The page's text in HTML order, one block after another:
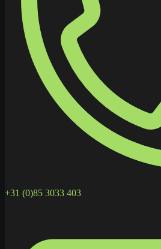
+31 (0)85 3033 403